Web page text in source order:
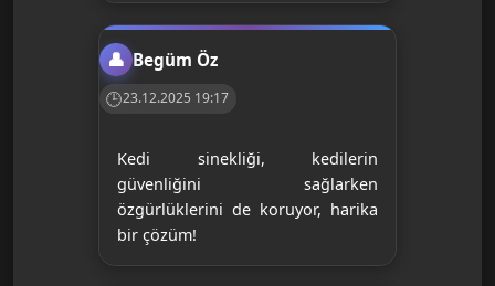
Begüm Öz
23.12.2025 19:17
Kedi sinekliği, kedilerin
güvenliğini sağlarken
özgürlüklerini de koruyor, harika
bir çözüm!